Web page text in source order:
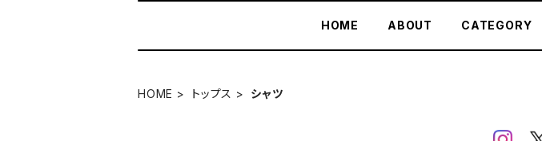
HOME ABOUT CATEGORY
HOME トップス シャツ